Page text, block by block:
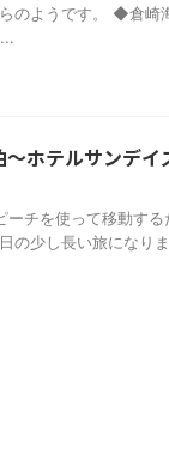
のようです。 ◆倉
ホテルサンデイ
チを使って移動す
の少し長い旅になり